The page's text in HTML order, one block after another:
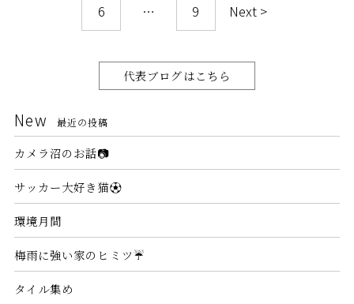
6 … 9 Next >
代表ブログはこちら
New 最近の投稿
カメラ沼のお話📷
サッカー大好き猫⚽
環境月間
梅雨に強い家のヒミツ☔
タイル集め